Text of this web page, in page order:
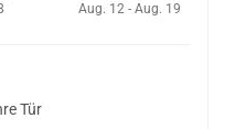
Aug. 12 - Aug. 19
Tür